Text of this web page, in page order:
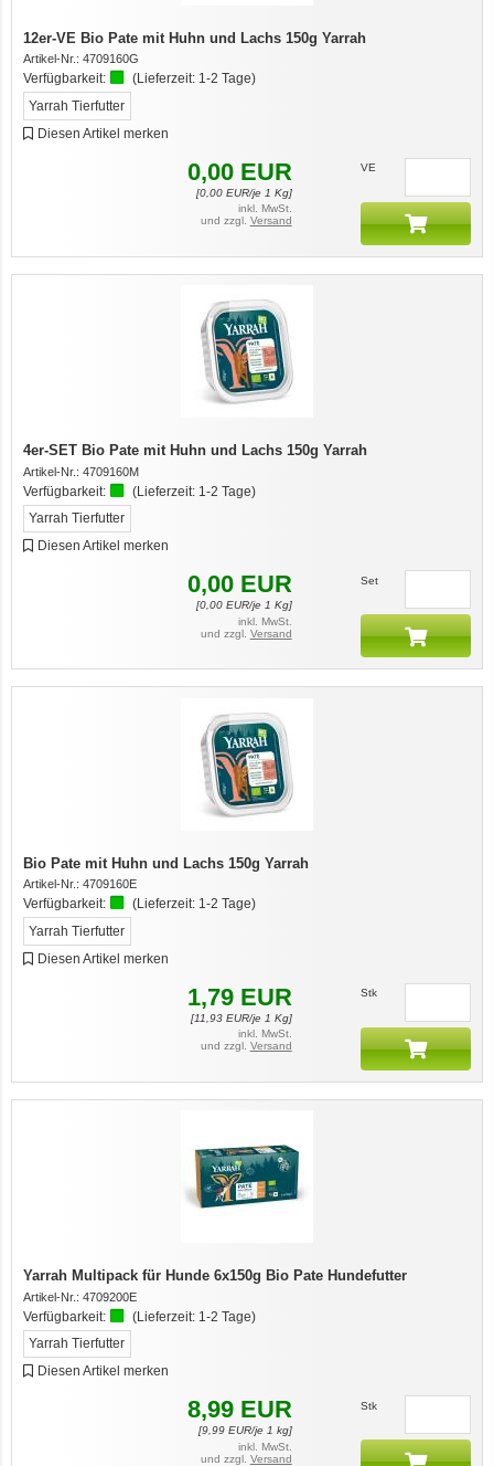
12er-VE Bio Pate mit Huhn und Lachs 150g Yarrah
Artikel-Nr.: 4709160G
Verfügbarkeit: (Lieferzeit: 1-2 Tage)
Yarrah Tierfutter
Diesen Artikel merken
0,00 EUR
[0,00EUR/je 1 Kg]
inkl. MwSt.
und zzgl. Versand
VE
4er-SET Bio Pate mit Huhn und Lachs 150g Yarrah
Artikel-Nr.: 4709160M
Verfügbarkeit: (Lieferzeit: 1-2 Tage)
Yarrah Tierfutter
Diesen Artikel merken
0,00 EUR
[0,00EUR/je 1 Kg]
inkl. MwSt.
und zzgl. Versand
Set
Bio Pate mit Huhn und Lachs 150g Yarrah
Artikel-Nr.: 4709160E
Verfügbarkeit: (Lieferzeit: 1-2 Tage)
Yarrah Tierfutter
Diesen Artikel merken
1,79 EUR
[11,93EUR/je 1 Kg]
inkl. MwSt.
und zzgl. Versand
Stk
Yarrah Multipack für Hunde 6x150g Bio Pate Hundefutter
Artikel-Nr.: 4709200E
Verfügbarkeit: (Lieferzeit: 1-2 Tage)
Yarrah Tierfutter
Diesen Artikel merken
8,99 EUR
[9,99EUR/je 1 kg]
inkl. MwSt.
und zzgl. Versand
Stk